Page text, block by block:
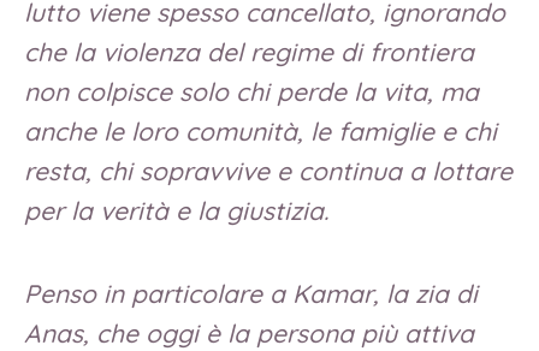
lutto viene spesso cancellato, ignorando
che la violenza del regime di frontiera
non colpisce solo chi perde la vita, ma
anche le loro comunità, le famiglie e chi
resta, chi sopravvive e continua a lottare
per la verità e la giustizia.
Penso in particolare a Kamar, la zia di
Anas, che oggi è la persona più attiva